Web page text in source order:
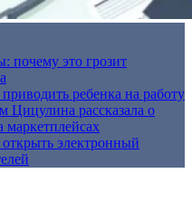
почему это грозит
ребенка на работу
Цицулина рассказала о
открыть электронный